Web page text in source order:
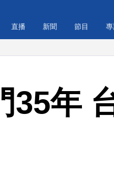
直播 新聞 節目
35年